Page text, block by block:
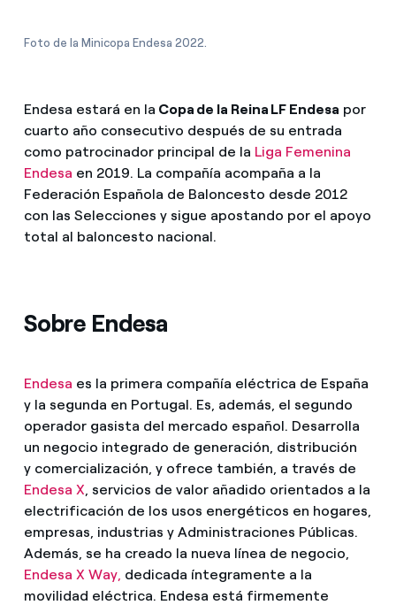
Foto de la Minicopa Endesa 2022.
Endesa estará en la Copa de la Reina LF Endesa por
cuarto año consecutivo después de su entrada
como patrocinador principal de la Liga Femenina
Endesa en 2019. La compañía acompaña a la
Federación Española de Baloncesto desde 2012
con las Selecciones y sigue apostando por el apoyo
total al baloncesto nacional.
Sobre Endesa
Endesa es la primera compañía eléctrica de España
y la segunda en Portugal. Es, además, el segundo
operador gasista del mercado español. Desarrolla
un negocio integrado de generación, distribución
y comercialización, y ofrece también, a través de
Endesa X, servicios de valor añadido orientados a la
electrificación de los usos energéticos en hogares,
empresas, industrias y Administraciones Públicas.
Además, se ha creado la nueva línea de negocio,
Endesa X Way, dedicada íntegramente a la
movilidad eléctrica. Endesa está firmemente